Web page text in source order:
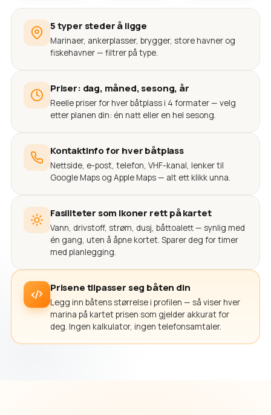
5 typer steder å ligge
Marinaer, ankerplasser, brygger, store havner og
fiskehavner — filtrer på type.
Priser: dag, måned, sesong, år
Reelle priser for hver båtplass i 4 formater — velg
etter planen din: én natt eller en hel sesong.
Kontaktinfo for hver båtplass
Nettside, e-post, telefon, VHF-kanal, lenker til
Google Maps og Apple Maps — alt ett klikk unna.
Fasiliteter som ikoner rett på kartet
Vann, drivstoff, strøm, dusj, båttoalett — synlig med
én gang, uten å åpne kortet. Sparer deg for timer
med planlegging.
Prisene tilpasser seg båten din
Legg inn båtens størrelse i profilen — så viser hver
marina på kartet prisen som gjelder akkurat for
deg. Ingen kalkulator, ingen telefonsamtaler.